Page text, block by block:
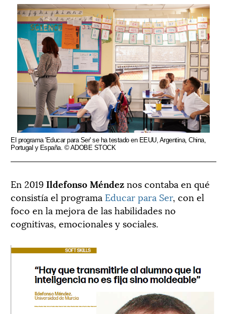
El programa 'Educar para Ser' se ha testado en EEUU, Argentina, China,
Portugal y España. © ADOBE STOCK
En 2019Ildefonso Méndeznos contaba en qué
consistía el programa Educar para Ser, con el
foco en la mejora de las habilidades no
cognitivas, emocionales y sociales.